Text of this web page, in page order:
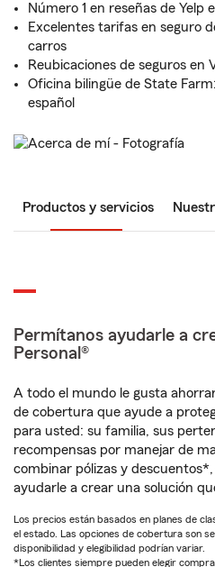
Número 1 en reseñas de Yelp
Excelentes tarifas en seguro
carros
Reubicaciones de seguros en
Oficina bilingüe de State
español
Productos y servicios
Permítanos ayudarle a
Personal®
A todo el mundo le gusta
de cobertura que ayude a
para usted: su familia, sus
recompensas por manejar de
combinar pólizas y
ayudarle a crear una solución
Los precios están basados en planes de
el estado. Las opciones de cobertura son
disponibilidad y elegibilidad podrían variar.
*Los clientes siempre pueden elegir